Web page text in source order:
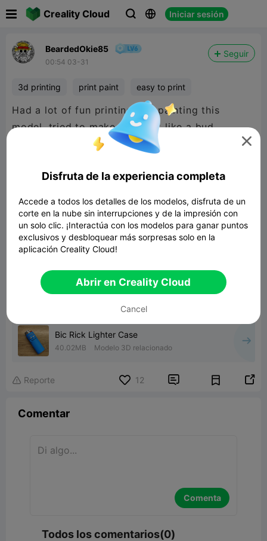
Creality Cloud   Iniciar sesión
BeardedOkie85
00:54 03-31
Seguir
3d printing print paint easy to print
Had a lot of fun printing and painting this
model, tried to make him look like a bud
smoking lol! Came out perfectly and printed
the awesome model!
Bic Rick Lighter Case
40.02MB Modelo 3D relacionado
 Reporte 12  
Comentar
Comenta
Todos los comentarios(0)

Disfruta de la experiencia completa
Accede a todos los detalles de los modelos, disfruta de un
corte en la nube sin interrupciones y de la impresión con
un solo clic. ¡Interactúa con los modelos para ganar puntos
exclusivos y desbloquear más sorpresas solo en la
aplicación Creality Cloud!
Abrir en Creality Cloud
Cancel